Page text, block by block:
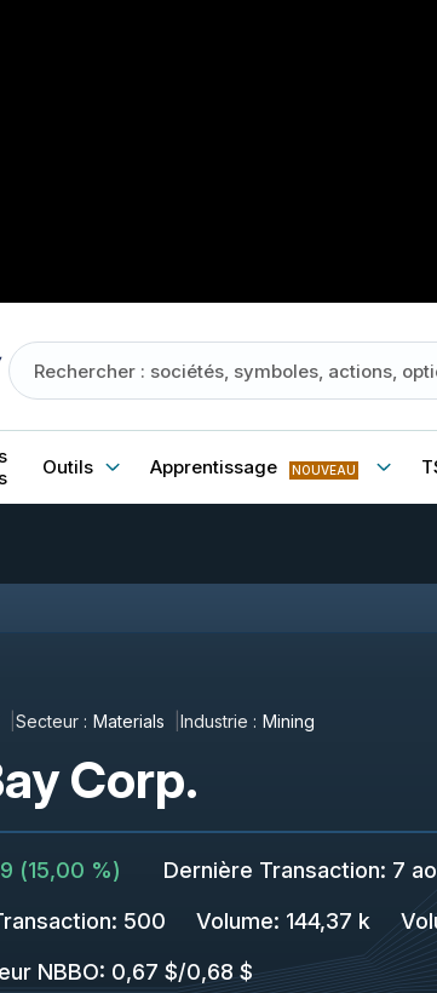
Outils Apprentissage NOUVEAU
Secteur : Materials Industrie : Mining
Corp.
(15,00 %) Dernière Transaction: 7
: 500 Volume: 144,37 k
NBBO: 0,67 $/0,68 $